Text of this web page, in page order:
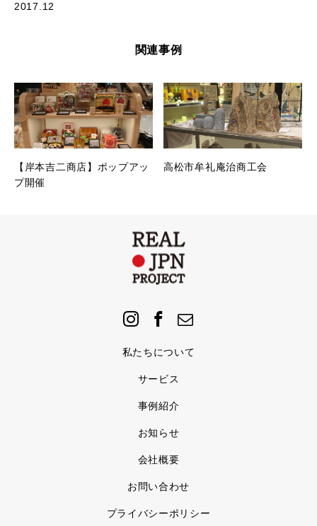
2017.12
関連事例
【岸本吉二商店】ポップアッ
プ開催
高松市牟礼庵治商工会
私たちについて
サービス
事例紹介
お知らせ
会社概要
お問い合わせ
プライバシーポリシー